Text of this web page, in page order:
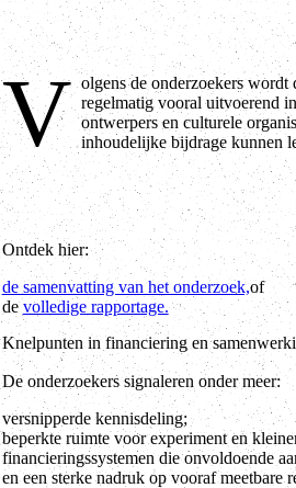
V olgens de onderzoekers wordt
regelmatig vooral uitvoerend
ontwerpers en culturele
inhoudelijke bijdrage kunnen
maatschappelijke vraagstukken. Voor
dan dertig experts geïnterviewd en circa
Het onderzoek richt zich op
Ontdek hier:
de samenvatting van het onderzoek,of
devolledige rapportage.
Knelpunten in financiering en
De onderzoekers signaleren onder meer:
versnipperde kennisdeling;
beperkte ruimte voor experiment en
financieringssystemen die onvoldoende
en een sterke nadruk op vooraf meetbare